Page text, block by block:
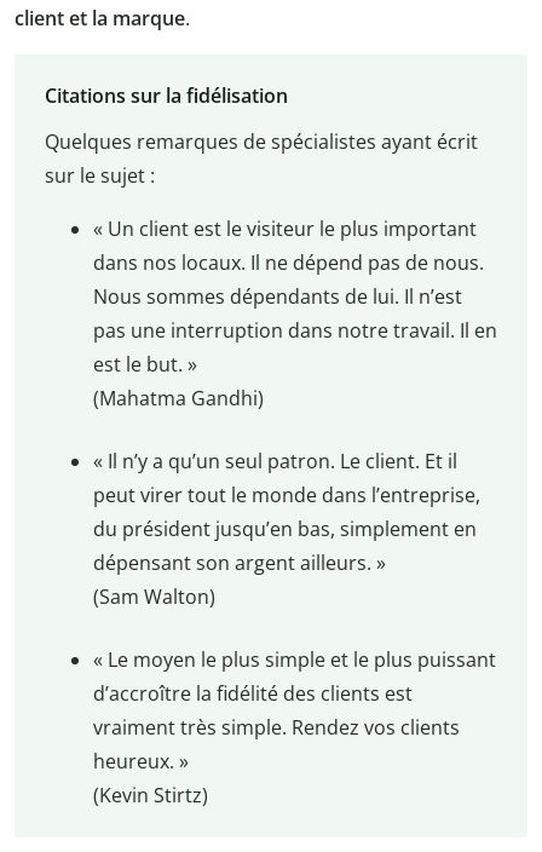
client et la marque.
Citations sur la fidélisation
Quelques remarques de spécialistes ayant écrit
sur le sujet :
« Un client est le visiteur le plus important
dans nos locaux. Il ne dépend pas de nous.
Nous sommes dépendants de lui. Il n’est
pas une interruption dans notre travail. Il en
est le but. »
(Mahatma Gandhi)
« Il n’y a qu’un seul patron. Le client. Et il
peut virer tout le monde dans l’entreprise,
du président jusqu’en bas, simplement en
dépensant son argent ailleurs. »
(Sam Walton)
« Le moyen le plus simple et le plus puissant
d’accroître la fidélité des clients est
vraiment très simple. Rendez vos clients
heureux. »
(Kevin Stirtz)